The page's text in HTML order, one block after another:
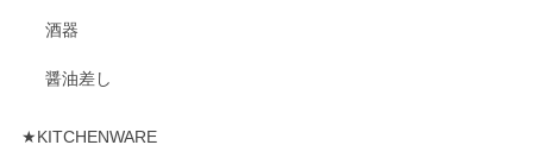
酒器
醤油差し
★KITCHENWARE